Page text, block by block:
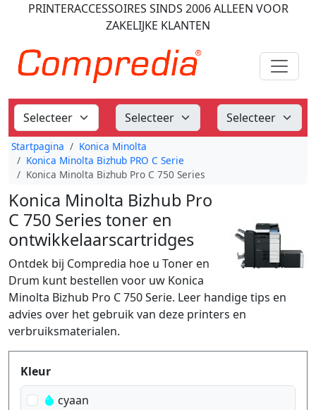
PRINTERACCESSOIRES SINDS 2006ALLEEN VOOR
ZAKELIJKE KLANTEN
Startpagina
Konica Minolta
Konica Minolta Bizhub PRO C Serie
Konica Minolta Bizhub Pro C 750 Series
Konica Minolta Bizhub Pro
C 750 Series toner en
ontwikkelaarscartridges
Ontdek bij Compredia hoe u Toner en
Drum kunt bestellen voor uw Konica
Minolta Bizhub Pro C 750 Serie. Leer handige tips en
advies over het gebruik van deze printers en
verbruiksmaterialen.
Produktfilter
Kleur
cyaan